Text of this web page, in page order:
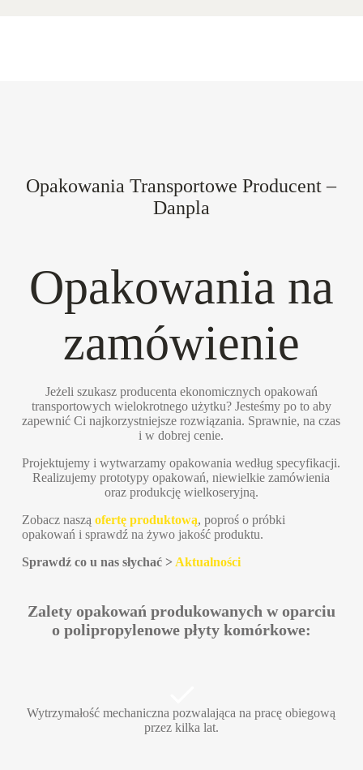
Opakowania Transportowe Producent –
Danpla
Opakowania na
zamówienie
Jeżeli szukasz producenta ekonomicznych opakowań
transportowych wielokrotnego użytku? Jesteśmy po to aby
zapewnić Ci najkorzystniejsze rozwiązania. Sprawnie, na czas
i w dobrej cenie.
Projektujemy i wytwarzamy opakowania według specyfikacji.
Realizujemy prototypy opakowań, niewielkie zamówienia
oraz produkcję wielkoseryjną.
Zobacz naszą ofertę produktową, poproś o próbki
opakowań i sprawdź na żywo jakość produktu.
Sprawdź co u nas słychać > Aktualności
Zalety opakowań produkowanych w oparciu
o polipropylenowe płyty komórkowe:
Wytrzymałość mechaniczna pozwalająca na pracę obiegową
przez kilka lat.